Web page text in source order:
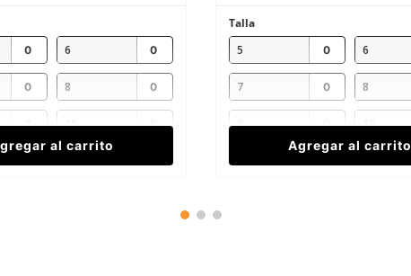
6
8
10
al carrito
Talla
5
6
7 8
9
10
Agregar al carrito